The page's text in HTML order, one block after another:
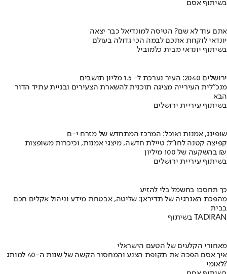
בשיתוף אסם
אתם עוד לא שם? הטיסה למונדיאל כבר יצאה
יונדאי לוקחת אתכם לבמה הכי גדולה בעולם
בשיתוף יונדאי מבית כלמוביל
ירושלים 2040: העיר נערכת ל- 1.5 מליון תושבים
מנכ"לית העירייה מציגה תוכנית להשארת הצעירים ובניית עתיד הדור
הבא
בשיתוף עיריית ירושלים
שופינג, אמנות ואוכל: המרכז המתחדש של מזרח י-ם
קפיצה קטנה לחו"ל: טיילת חדשה, מיצגי אמנות, וכיכרות משופצות
בהשקעה של 100 מיליון ₪
בשיתוף עיריית ירושלים
כך תחסכו בחשמל בלי להזיע
מהפכת האנרגיה של תדיראן: שליטה, אבטחת מידע וניהול אקלים חכם
בבית
בשיתוף TADIRAN
מאחורי הקלעים של הטעם הישראלי
איך אסם הפכה את תקופת הצנע והמחסור הקשה של שנות ה-40 למותג
לאומי?